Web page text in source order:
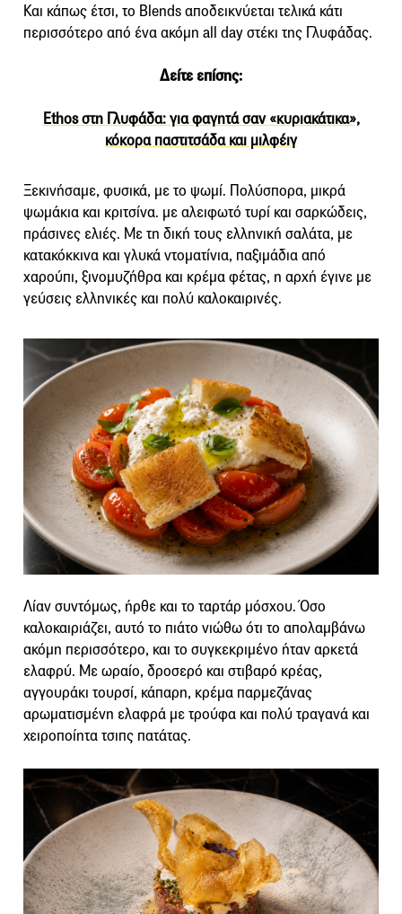
Και κάπως έτσι, το Blends αποδεικνύεται τελικά κάτι
περισσότερο από ένα ακόμη all day στέκι της Γλυφάδας.
Δείτε επίσης:
Ethos στη Γλυφάδα: για φαγητά σαν «κυριακάτικα»,
κόκορα παστιτσάδα και μιλφέιγ
Ξεκινήσαμε, φυσικά, με το ψωμί. Πολύσπορα, μικρά
ψωμάκια και κριτσίνα. με αλειφωτό τυρί και σαρκώδεις,
πράσινες ελιές. Με τη δική τους ελληνική σαλάτα, με
κατακόκκινα και γλυκά ντοματίνια, παξιμάδια από
χαρούπι, ξινομυζήθρα και κρέμα φέτας, η αρχή έγινε με
γεύσεις ελληνικές και πολύ καλοκαιρινές.
Λίαν συντόμως, ήρθε και το ταρτάρ μόσχου. Όσο
καλοκαιριάζει, αυτό το πιάτο νιώθω ότι το απολαμβάνω
ακόμη περισσότερο, και το συγκεκριμένο ήταν αρκετά
ελαφρύ. Με ωραίο, δροσερό και στιβαρό κρέας,
αγγουράκι τουρσί, κάπαρη, κρέμα παρμεζάνας
αρωματισμένη ελαφρά με τρούφα και πολύ τραγανά και
χειροποίητα τσιπς πατάτας.